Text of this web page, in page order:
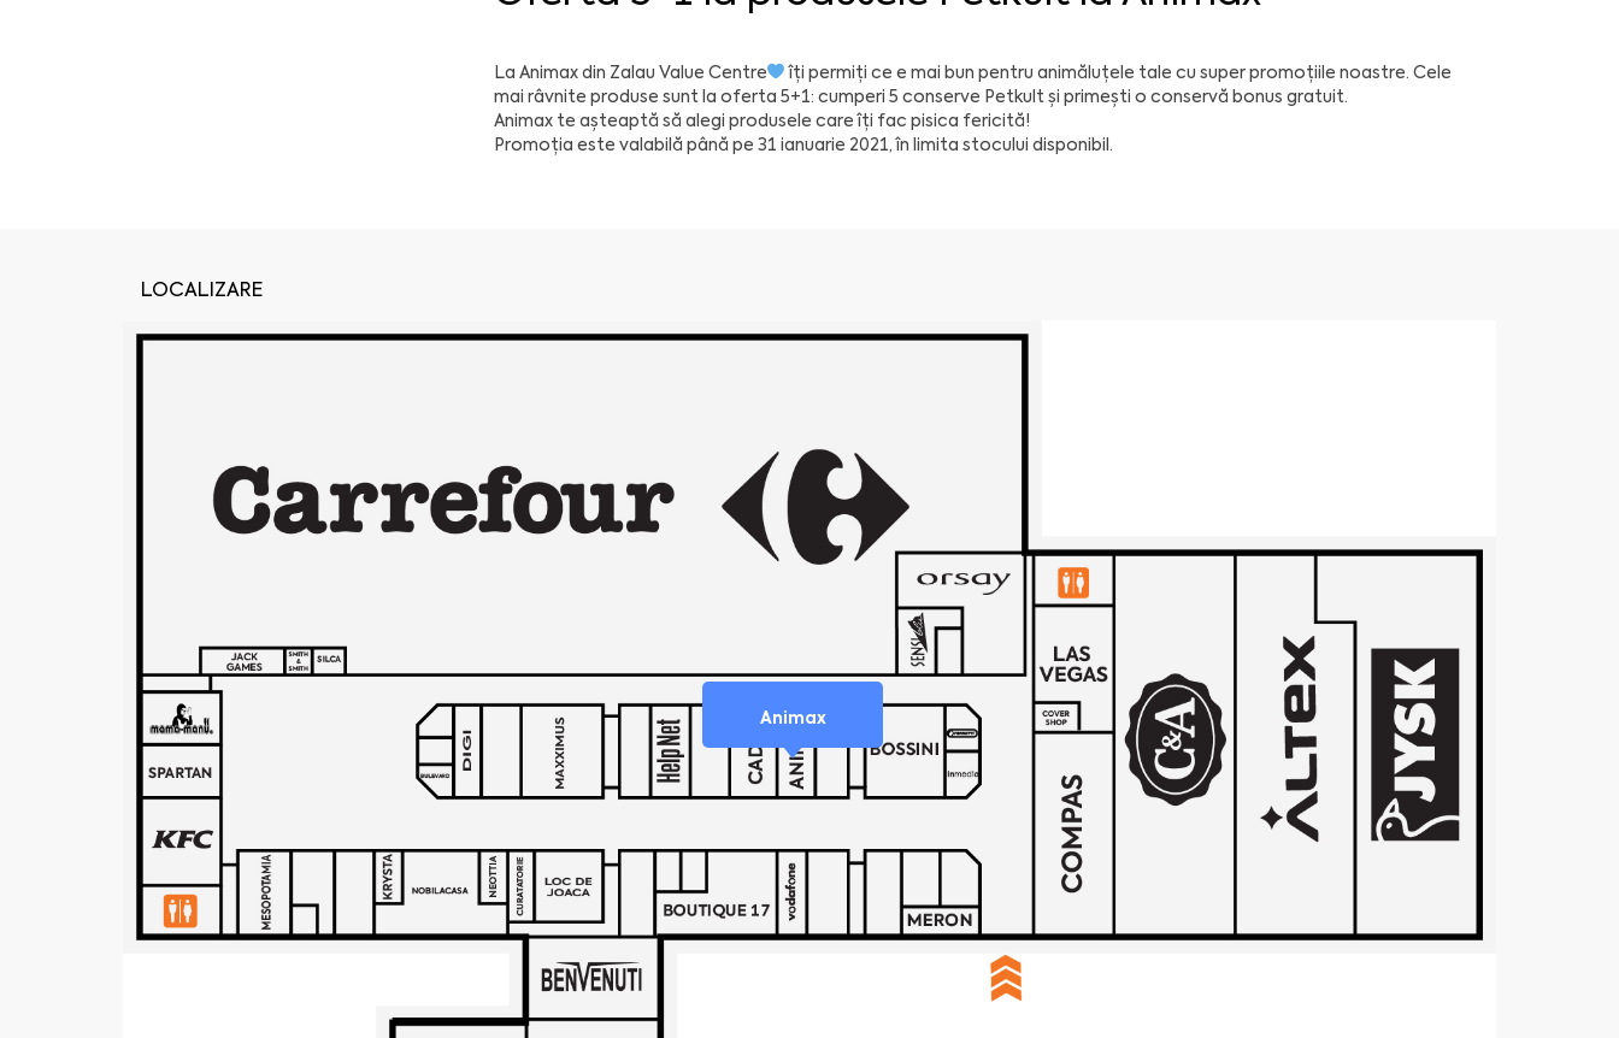
La Animaxdin Zalau Value Centre
îți permiți ce e mai bun pentru animăluțele tale cu super promoțiile noastre. Cele
mai râvnite produse sunt la oferta 5+1: cumperi 5 conserve Petkult și primești o conservă bonus gratuit.
Animax te așteaptă să alegi produsele care îți fac pisica fericită!
Promoția este valabilă până pe 31 ianuarie 2021, în limita stocului disponibil.
LOCALIZARE
Animax